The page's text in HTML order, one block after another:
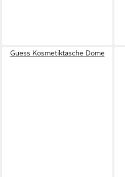
Guess Kosmetiktasche Dome